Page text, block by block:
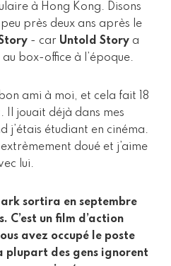
à Hong Kong. Disons
près deux ans après le
- car Untold Story a
box-office à l’époque.
ami à moi, et cela fait 18
Il jouait déjà dans mes
j’étais étudiant en cinéma.
doué et j’aime
lui.
sortira en septembre
C’est un film d’action
avez occupé le poste
plupart des gens ignorent